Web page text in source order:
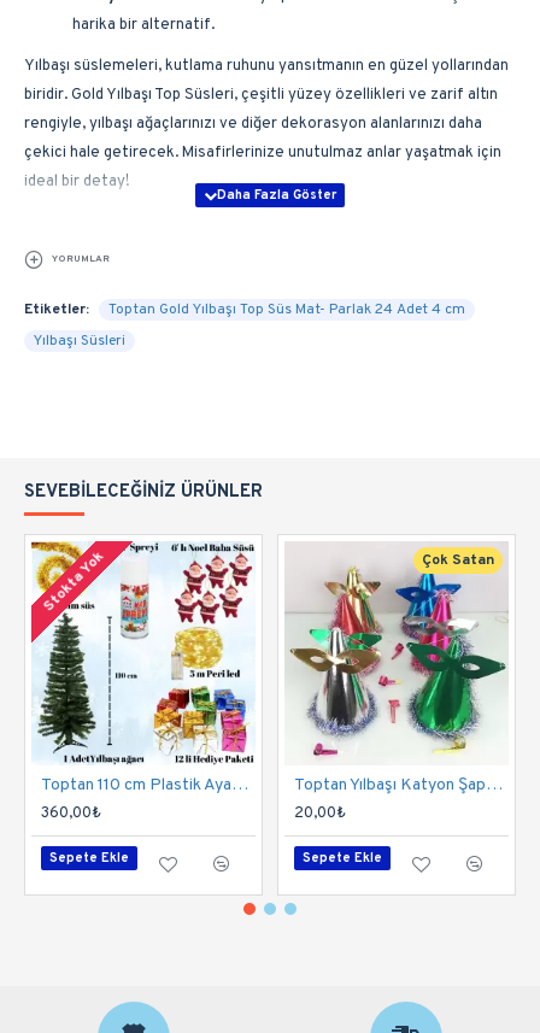
harika bir alternatif.
Yılbaşı süslemeleri, kutlama ruhunu yansıtmanın en güzel yollarından
biridir. Gold Yılbaşı Top Süsleri, çeşitli yüzey özellikleri ve zarif altın
rengiyle, yılbaşı ağaçlarınızı ve diğer dekorasyon alanlarınızı daha
çekici hale getirecek. Misafirlerinize unutulmaz anlar yaşatmak için
ideal bir detay!
YORUMLAR
Etiketler:
Toptan Gold Yılbaşı Top Süs Mat- Parlak 24 Adet 4 cm
Yılbaşı Süsleri
SEVEBILECEĞINIZ ÜRÜNLER
Stokta Yok
Toptan 110 cm Plastik Ayaklı Yılbaşı Çam Ağacı Seti
360,00₺
Sepete Ekle
Çok Satan
Toptan Yılbaşı Katyon Şapka Seti 200 Adet
20,00₺
Sepete Ekle